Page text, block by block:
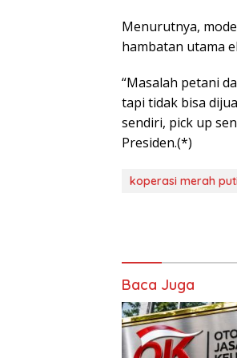
Menurutnya,
hambatan utama
“Masalah petani
tapi tidak bisa
sendiri, pick up
Presiden.(*)
koperasi merah
Baca Juga